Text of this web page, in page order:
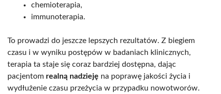
chemioterapia,
immunoterapia.
To prowadzi do jeszcze lepszych rezultatów. Z biegiem
czasu i w wyniku postępów w badaniach klinicznych,
terapia ta staje się coraz bardziej dostępna, dając
pacjentom realną nadzieję na poprawę jakości życia i
wydłużenie czasu przeżycia w przypadku nowotworów.